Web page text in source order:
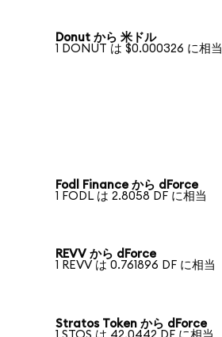
Donut から 米ドル
1 DONUT は $0.000326 に相当
Fodl Finance から dForce
1 FODL は 2.8058 DF に相当
REVV から dForce
1 REVV は 0.761896 DF に相当
Stratos Token から dForce